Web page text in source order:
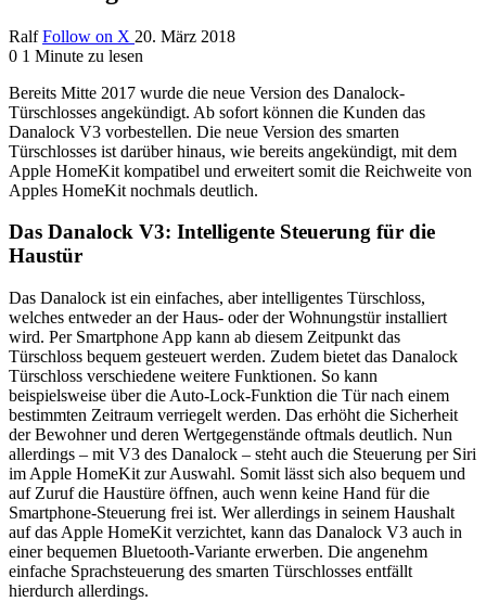
Ralf Follow on X 20. März 2018
0 1 Minute zu lesen
Bereits Mitte 2017 wurde die neue Version des Danalock-
Türschlosses angekündigt. Ab sofort können die Kunden das
Danalock V3 vorbestellen. Die neue Version des smarten
Türschlosses ist darüber hinaus, wie bereits angekündigt, mit dem
Apple HomeKit kompatibel und erweitert somit die Reichweite von
Apples HomeKit nochmals deutlich.
Das Danalock V3: Intelligente Steuerung für die
Haustür
Das Danalock ist ein einfaches, aber intelligentes Türschloss,
welches entweder an der Haus- oder der Wohnungstür installiert
wird. Per Smartphone App kann ab diesem Zeitpunkt das
Türschloss bequem gesteuert werden. Zudem bietet das Danalock
Türschloss verschiedene weitere Funktionen. So kann
beispielsweise über die Auto-Lock-Funktion die Tür nach einem
bestimmten Zeitraum verriegelt werden. Das erhöht die Sicherheit
der Bewohner und deren Wertgegenstände oftmals deutlich. Nun
allerdings – mit V3 des Danalock – steht auch die Steuerung per Siri
im Apple HomeKit zur Auswahl. Somit lässt sich also bequem und
auf Zuruf die Haustüre öffnen, auch wenn keine Hand für die
Smartphone-Steuerung frei ist. Wer allerdings in seinem Haushalt
auf das Apple HomeKit verzichtet, kann das Danalock V3 auch in
einer bequemen Bluetooth-Variante erwerben. Die angenehm
einfache Sprachsteuerung des smarten Türschlosses entfällt
hierdurch allerdings.